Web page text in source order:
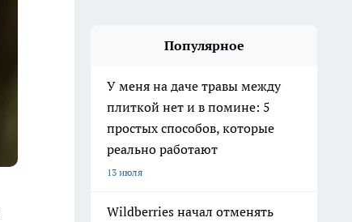
Популярное
У меня на даче травы между
плиткой нет и в помине: 5
простых способов, которые
реально работают
13 июля
Wildberries начал отменять